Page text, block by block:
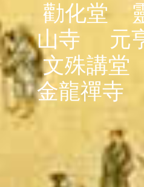
勸化堂
山寺
元
文殊講堂
金龍禪寺